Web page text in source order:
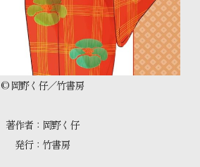
© 岡野く仔／竹書房
著作者：岡野く仔
発行：竹書房